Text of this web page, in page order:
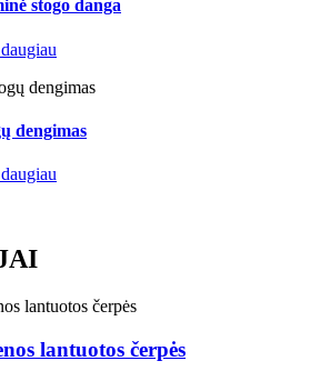
stogo danga
dengimas
lantuotos čerpės